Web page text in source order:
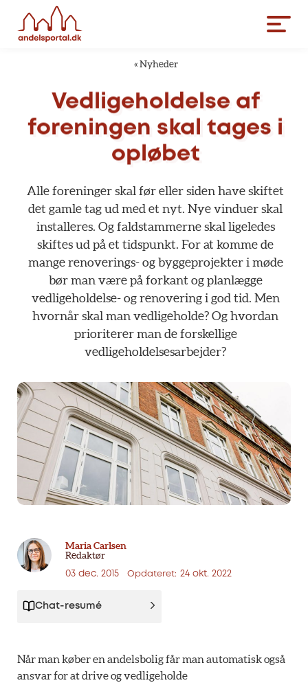
« Nyheder
Vedligeholdelse af
foreningen skal tages i
opløbet
Alle foreninger skal før eller siden have skiftet
det gamle tag ud med et nyt. Nye vinduer skal
installeres. Og faldstammerne skal ligeledes
skiftes ud på et tidspunkt. For at komme de
mange renoverings- og byggeprojekter i møde
bør man være på forkant og planlægge
vedligeholdelse- og renovering i god tid. Men
hvornår skal man vedligeholde? Og hvordan
prioriterer man de forskellige
vedligeholdelsesarbejder?
Maria Carlsen
Redaktør
03 dec. 2015 Opdateret: 24 okt. 2022
Chat-resumé
Når man køber en andelsbolig får man automatisk også
ansvar for at drive og vedligeholde